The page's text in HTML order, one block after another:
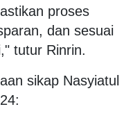
proses
dan sesuai
tutur Rinrin.
sikap Nasyiatul